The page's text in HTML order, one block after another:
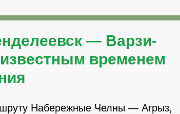
— Варзи-
временем
Набережные Челны — Агрыз,